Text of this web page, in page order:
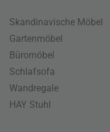
Skandinavische Möbel
Gartenmöbel
Büromöbel
Schlafsofa
Wandregale
HAY Stuhl